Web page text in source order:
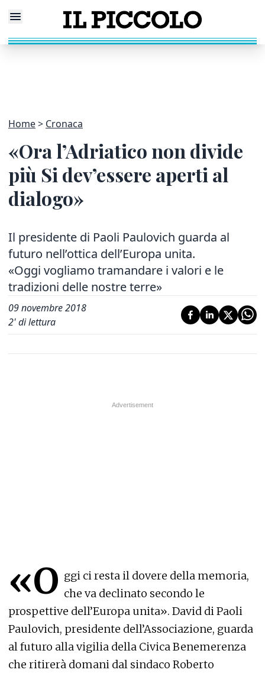
Home Cronaca
«Ora l’Adriatico non divide
più Si dev’essere aperti al
dialogo»
Il presidente di Paoli Paulovich guarda al
futuro nell’ottica dell’Europa unita.
«Oggi vogliamo tramandare i valori e le
tradizioni delle nostre terre»
09 novembre 2018
2' di lettura
«O ggi ci resta il dovere della memoria,
che va declinato secondo le
prospettive dell’Europa unita». David di Paoli
Paulovich, presidente dell’Associazione, guarda
al futuro alla vigilia della Civica Benemerenza
che ritirerà domani dal sindaco Roberto